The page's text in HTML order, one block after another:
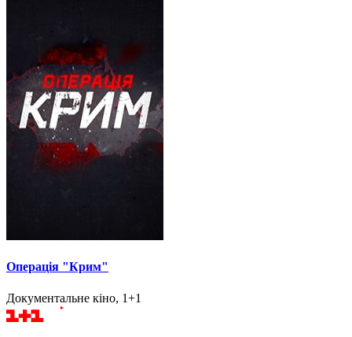
Операція "Крим"
Документальне кіно, 1+1